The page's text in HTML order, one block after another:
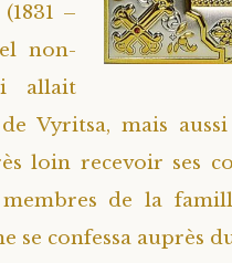
–
non-
allait
Vyritsa, mais
loin recevoir ses
de la
confessa auprès